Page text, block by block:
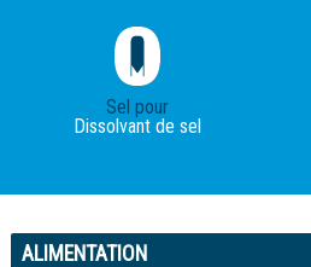
Sel pour
Dissolvant de sel
ALIMENTATION